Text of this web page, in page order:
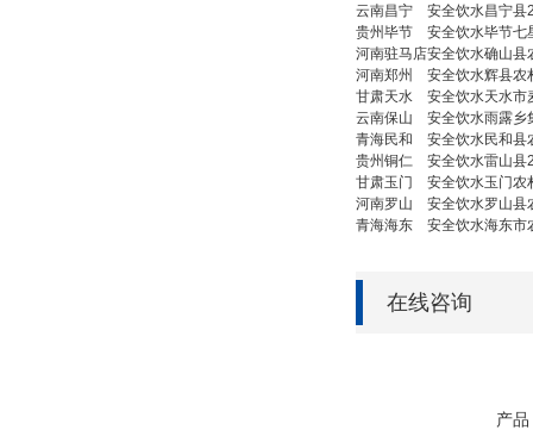
云南昌宁 安全饮水昌宁县
贵州毕节 安全饮水毕节七
河南驻马店安全饮水确山县
河南郑州 安全饮水辉县农
甘肃天水 安全饮水天水市
云南保山 安全饮水雨露乡
青海民和 安全饮水民和县
贵州铜仁 安全饮水雷山县
甘肃玉门 安全饮水玉门农
河南罗山 安全饮水罗山县
青海海东 安全饮水海东市
在线咨询
产品